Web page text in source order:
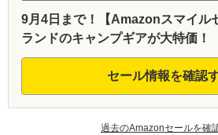
9月4日まで！【Amazonスマイル
ランドのキャンプギアが大特価！
セール情報を確認
過去のAmazonセールを確